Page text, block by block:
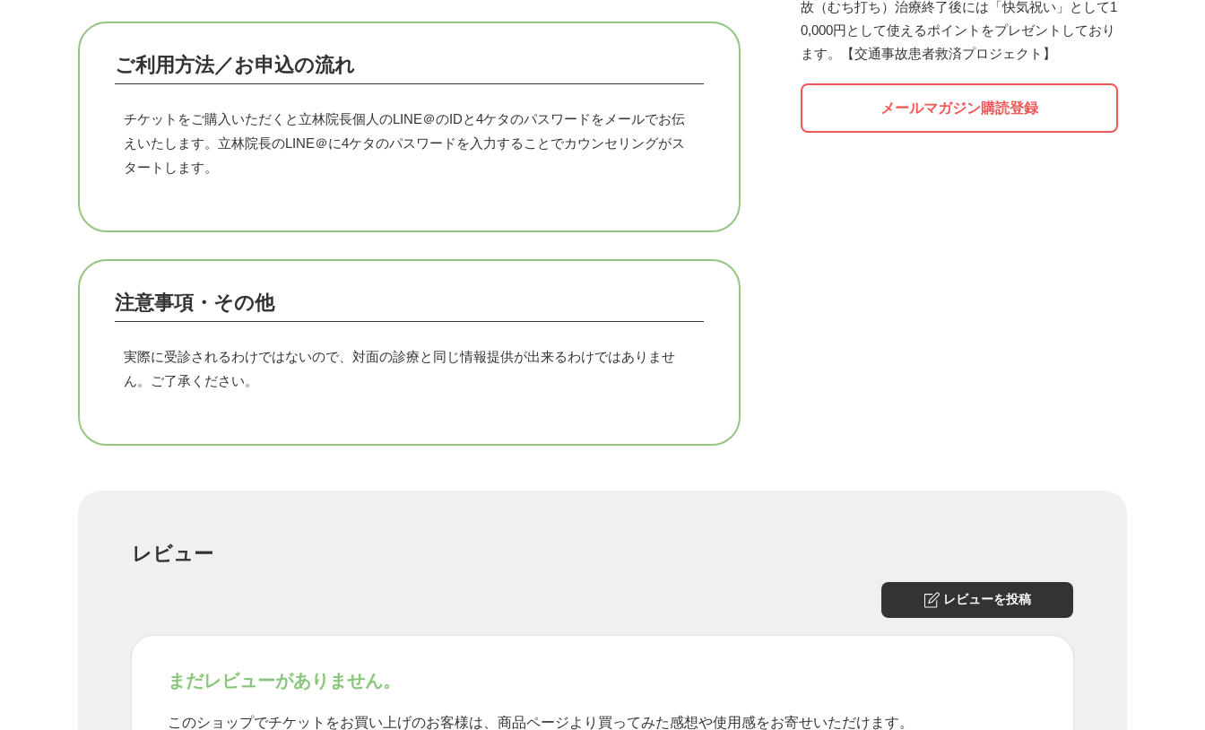
ご質問をお送りいたします。質問以外にも気になっていることは何でもお伝えください。
2日目
3日目
睡眠の重要性と、就寝時の注意点をお伝えします。
メンテナンスに対する考え方をお伝えします。
6日目
4日目や5日目にお伝えした具体的なセルフケアを実行した結果を、モニタリングします。
ご利用方法／お申込の流れ
チケットをご購入いただくと立林院長個人のLINE＠のIDと4ケタのパスワードをメールでお伝
えいたします。立林院長のLINE＠に4ケタのパスワードを入力することでカウンセリングがス
タートします。
注意事項・その他
実際に受診されるわけではないので、対面の診療と同じ情報提供が出来るわけではありませ
ん。ご了承ください。
故（むち打ち）治療終了後には「快気祝い」として1
0,000円として使えるポイントをプレゼントしており
ます。【交通事故患者救済プロジェクト】
メールマガジン購読登録
レビュー
レビューを投稿
まだレビューがありません。
このショップでチケットをお買い上げのお客様は、商品ページより買ってみた感想や使用感をお寄せいただけます。